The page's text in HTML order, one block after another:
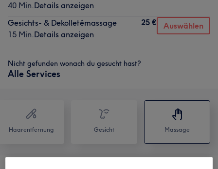
40 Min.Details anzeigen
Gesichts- & Dekolletémassage
15 Min.Details anzeigen
25 € Auswählen
Nicht gefunden wonach du gesucht hast?
Alle Services
Haarentfernung Gesicht Massage